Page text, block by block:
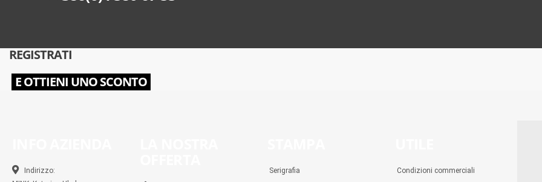
REGISTRATI
E OTTIENI UNO SCONTO
Indirizzo:
Serigrafia
Condizioni commerciali